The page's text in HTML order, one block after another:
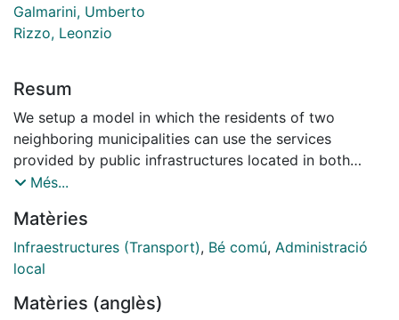
Galmarini, Umberto
Rizzo, Leonzio
Resum
We setup a model in which the residents of two
neighboring municipalities can use the services
provided by public infrastructures located in both
jurisdictions. If services are either complements or
interact when investing in infrastructures; moreover,
when they differ in population size, the small
municipality reacts more to the expenditure of its
are then tested by estimating the determinants of the
Més...
Matèries
Infraestructures (Transport), Bé comú, Administració
local
Matèries (anglès)